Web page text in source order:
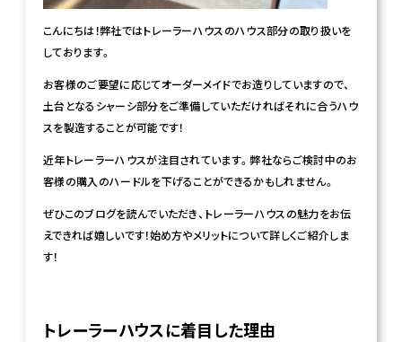
こんにちは！弊社ではトレーラーハウスのハウス部分の取り扱いを
しております。
お客様のご要望に応じてオーダーメイドでお造りしていますので、
土台となるシャーシ部分をご準備していただければそれに合うハウ
スを製造することが可能です！
近年トレーラーハウスが注目されています。弊社ならご検討中のお
客様の購入のハードルを下げることができるかもしれません。
ぜひこのブログを読んでいただき、トレーラーハウスの魅力をお伝
えできれば嬉しいです！始め方やメリットについて詳しくご紹介しま
す！
トレーラーハウスに着目した理由